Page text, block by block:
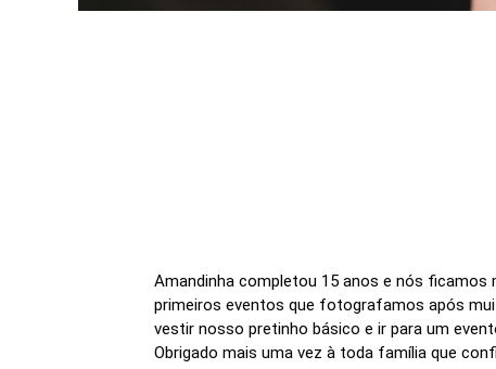
Amandinha completou 15 anos e nós
primeiros eventos que fotografamos após
vestir nosso pretinho básico e ir para um
Obrigado mais uma vez à toda família que